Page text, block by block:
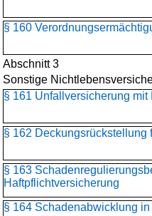
§ 160
Abschnitt 3
Sonstige
§ 161 Unfallversicherung
§ 162 Deckungsrückstellung
§ 163
Haftpflichtversicherung
§ 164 Schadenabwicklung